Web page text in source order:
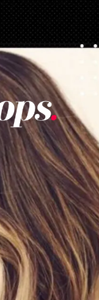
de-cabelo-long-bob/